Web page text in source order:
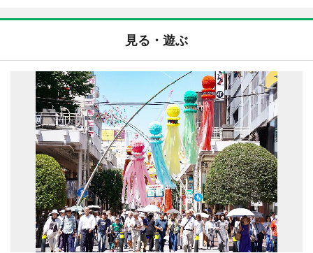
見る・遊ぶ